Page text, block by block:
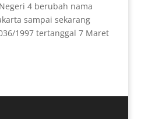
4 berubah nama
sampai sekarang
1997 tertanggal 7 Maret